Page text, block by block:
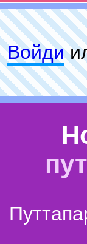
Войди